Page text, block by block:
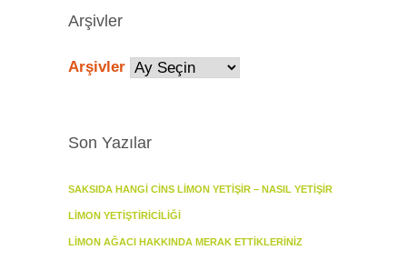
Arşivler
Arşivler
Son Yazılar
SAKSIDA HANGI CINS LIMON YETIŞIR – NASIL YETIŞIR
LIMON YETIŞTIRICILIĞI
LIMON AĞACI HAKKINDA MERAK ETTIKLERINIZ